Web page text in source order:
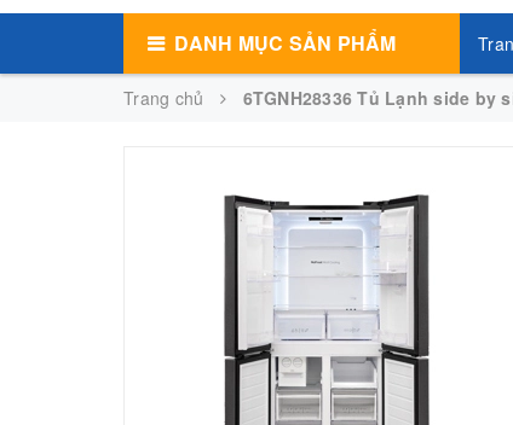
DANH MỤC SẢN PHẨM
Trang chủ 6TGNH28336 Tủ Lạnh side by